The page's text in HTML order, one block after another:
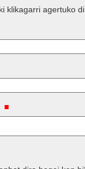
klikagarri agertuko